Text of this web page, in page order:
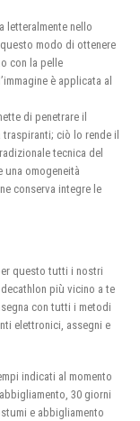
letteralmente nello
modo di ottenere
con la pelle
è applicata al
di penetrare il
ciò lo rende il
tecnica del
omogeneità
conserva integre le
questo tutti i nostri
più vicino a te
con tutti i metodi
elettronici, assegni e
indicati al momento
30 giorni
e abbigliamento